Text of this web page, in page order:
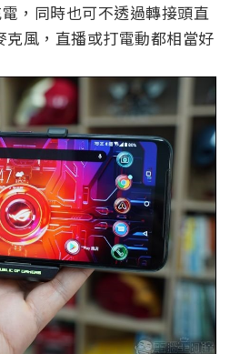
，同時也可不透過轉接頭直
風，直播或打電動都相當好